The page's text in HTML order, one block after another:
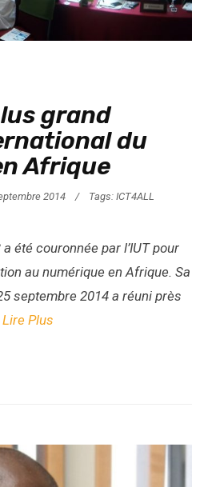
grand
du
Afrique
2014 / Tags: ICT4ALL
été couronnée par l’IUT pour
au numérique en Afrique. Sa
septembre 2014 a réuni près
Lire Plus